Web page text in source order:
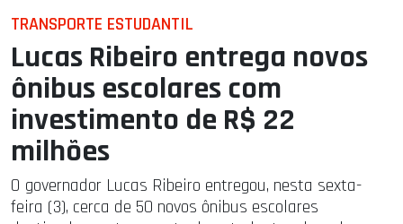
TRANSPORTE ESTUDANTIL
Lucas Ribeiro entrega novos
ônibus escolares com
investimento de R$ 22
milhões
O governador Lucas Ribeiro entregou, nesta sexta-
feira (3), cerca de 50 novos ônibus escolares